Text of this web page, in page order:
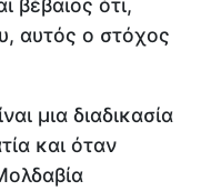
βέβαιος ότι,
αυτός ο στόχος
μια διαδικασία
και όταν